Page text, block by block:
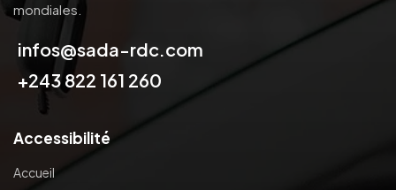
mondiales.
infos@sada-rdc.com
+243 822 161 260
Accessibilité
Accueil